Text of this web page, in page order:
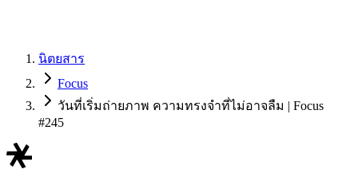
นิตยสาร
Focus
วันที่เริ่มถ่ายภาพ ความทรงจำที่ไม่อาจลืม | Focus
#245